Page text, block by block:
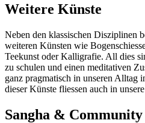
Weitere Künste
Neben den klassischen Disziplinen
weiteren Künsten wie
Teekunst oder Kalligrafie. All dies
zu schulen und einen meditativen
ganz pragmatisch in unseren Alltag
dieser Künste fliessen auch in
Sangha & Community